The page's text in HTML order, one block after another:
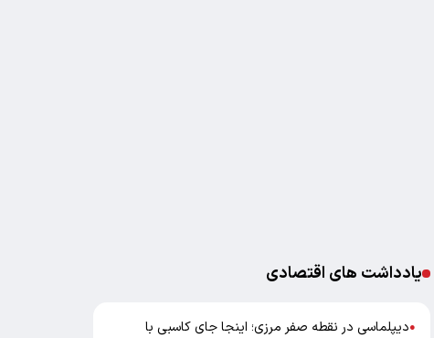
یادداشت های اقتصادی
●دیپلماسی در نقطه صفر مرزی؛ اینجا جای کاسبی با